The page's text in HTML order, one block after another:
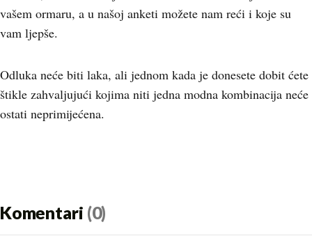
vašem ormaru, a u našoj anketi možete nam reći i koje su
vam ljepše.
Odluka neće biti laka, ali jednom kada je donesete dobit ćete
štikle zahvaljujući kojima niti jedna modna kombinacija neće
ostati neprimijećena.
Komentari (0)